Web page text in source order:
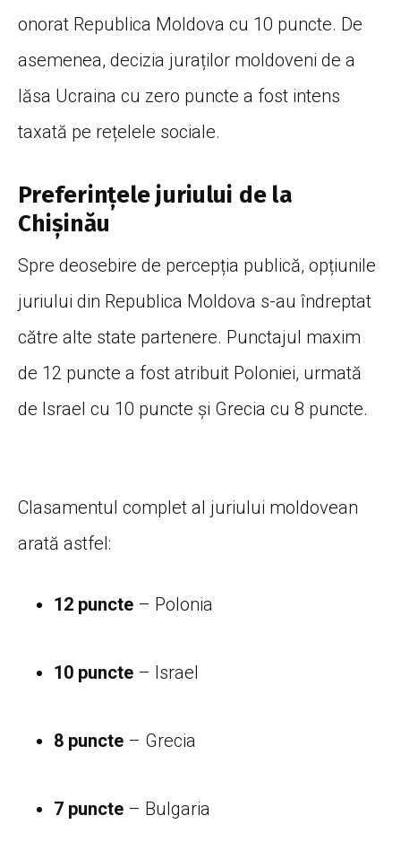
onorat Republica Moldova cu 10 puncte. De
asemenea, decizia juraților moldoveni de a
lăsa Ucraina cu zero puncte a fost intens
taxată pe rețelele sociale.
Preferințele juriului de la
Chișinău
Spre deosebire de percepția publică, opțiunile
juriului din Republica Moldova s-au îndreptat
către alte state partenere. Punctajul maxim
de 12 puncte a fost atribuit Poloniei, urmată
de Israel cu 10 puncte și Grecia cu 8 puncte.
Clasamentul complet al juriului moldovean
arată astfel:
12 puncte – Polonia
10 puncte – Israel
8 puncte – Grecia
7 puncte – Bulgaria